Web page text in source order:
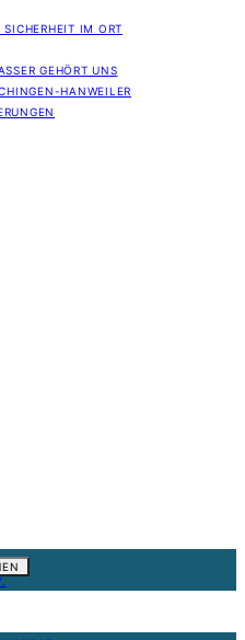
IM ORT
GEHÖRT UNS
HANWEILER